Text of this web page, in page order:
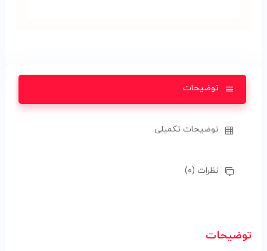
توضیحات
توضیحات تکمیلی
نظرات (۰)
توضیحات